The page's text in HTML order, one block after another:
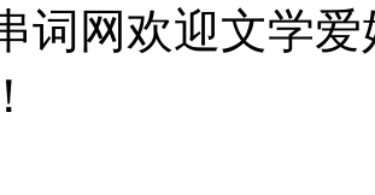
词网欢迎文学